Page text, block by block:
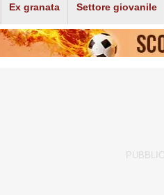
Ex granata Settore giovanile